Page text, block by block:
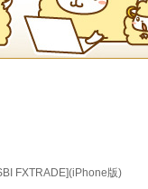
FXTRADE](iPhone版)